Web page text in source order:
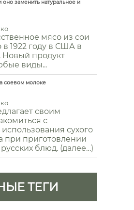
заменить натуральное и
мясо из сои
1922 году в США в
Новый продукт
виды...
соевом молоке
своим
с
сухого
при приготовлении
блюд. (далее…)
ТЕГИ